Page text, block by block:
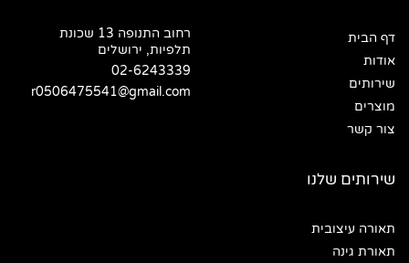
דף הבית
אודות
שירותים
מוצרים
צור קשר
שירותים שלנו
תאורה עיצובית
תאורת גינה
רחוב התנופה 13 שכונת
תלפיות, ירושלים
02-6243339
r0506475541@gmail.com